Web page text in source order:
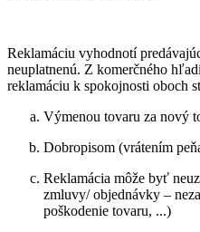
Reklamáciu vyhodnotí
neuplatnenú. Z komerčného
reklamáciu k spokojnosti oboch
Výmenou tovaru za nový
Dobropisom (vrátením
Reklamácia môže byť
zmluvy/ objednávky –
poškodenie tovaru, ...)